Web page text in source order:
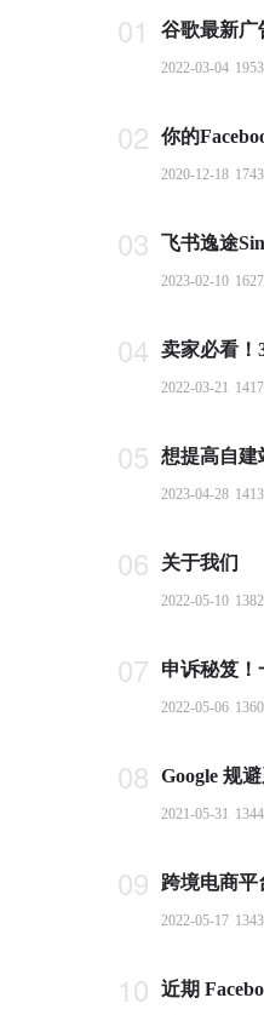
01
2022-03-04
02 你的
2020-12-18
03 飞书逸途
2023-02-10
04 卖家必看！
2022-03-21
05
2023-04-28
06 关于我们
2022-05-10
07
2022-05-06
08 Google 规
2021-05-31
09
2022-05-17
10